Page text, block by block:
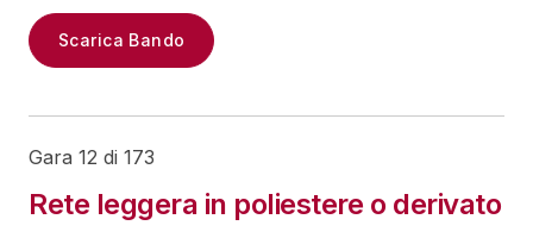
Scarica Bando
Gara 12 di 173
Rete leggera in poliestere o derivato